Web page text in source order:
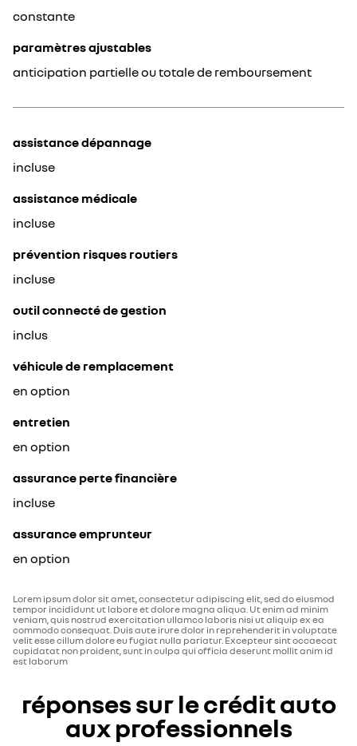
constante
paramètres ajustables
anticipation partielle ou totale de remboursement
assistance dépannage
incluse
assistance médicale
incluse
prévention risques routiers
incluse
outil connecté de gestion
inclus
véhicule de remplacement
en option
entretien
en option
assurance perte financière
incluse
assurance emprunteur
en option
Lorem ipsum dolor sit amet, consectetur adipiscing elit, sed do eiusmod
tempor incididunt ut labore et dolore magna aliqua. Ut enim ad minim
veniam, quis nostrud exercitation ullamco laboris nisi ut aliquip ex ea
commodo consequat. Duis aute irure dolor in reprehenderit in voluptate
velit esse cillum dolore eu fugiat nulla pariatur. Excepteur sint occaecat
cupidatat non proident, sunt in culpa qui officia deserunt mollit anim id
est laborum
réponses sur le crédit auto
aux professionnels